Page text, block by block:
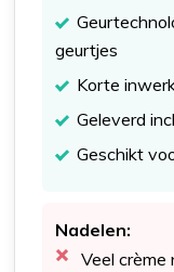
geurtjes
Korte
Geleverd
Geschikt
Nadelen:
Veel crème